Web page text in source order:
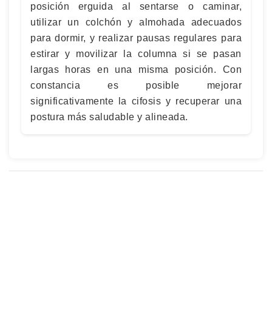
posición erguida al sentarse o caminar,
utilizar un colchón y almohada adecuados
para dormir, y realizar pausas regulares para
estirar y movilizar la columna si se pasan
largas horas en una misma posición. Con
constancia es posible mejorar
significativamente la cifosis y recuperar una
postura más saludable y alineada.